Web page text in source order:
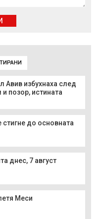
Авив избухнаха след
позор, истината
до основната
днес, 7 август
Меси